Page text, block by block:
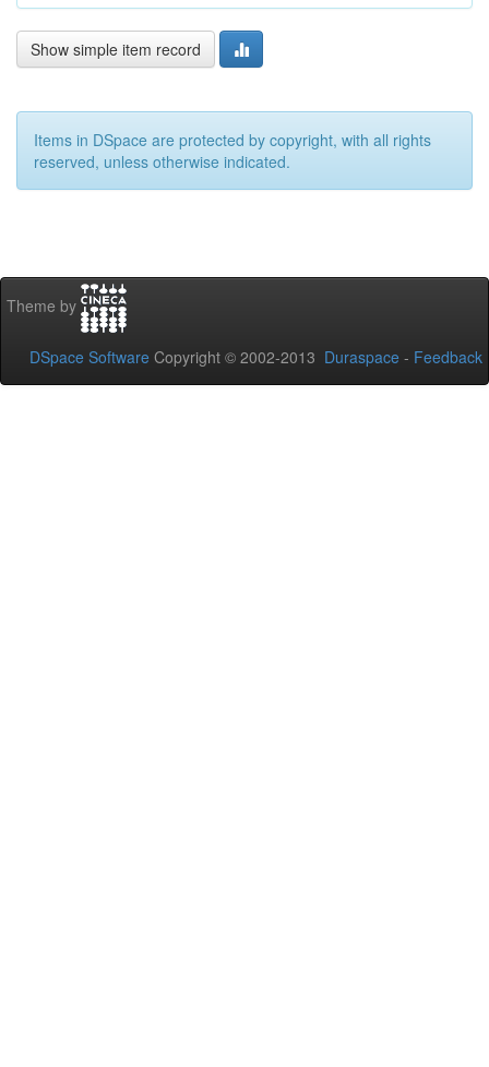
Show simple item record
Items in DSpace are protected by copyright, with all rights
reserved, unless otherwise indicated.
Theme by
DSpace Software Copyright © 2002-2013 Duraspace - Feedback